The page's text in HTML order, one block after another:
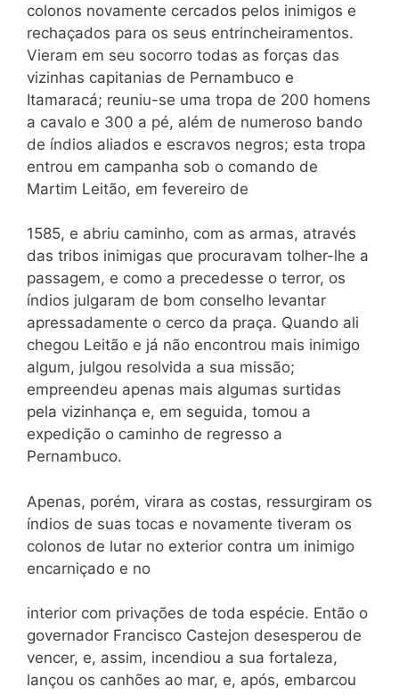
colonos novamente cercados pelos inimigos e
rechaçados para os seus entrincheiramentos.
Vieram em seu socorro todas as forças das
vizinhas capitanias de Pernambuco e
Itamaracá; reuniu-se uma tropa de 200 homens
a cavalo e 300 a pé, além de numeroso bando
de índios aliados e escravos negros; esta tropa
entrou em campanha sob o comando de
Martim Leitão, em fevereiro de
1585, e abriu caminho, com as armas, através
das tribos inimigas que procuravam tolher-lhe a
passagem, e como a precedesse o terror, os
índios julgaram de bom conselho levantar
apressadamente o cerco da praça. Quando ali
chegou Leitão e já não encontrou mais inimigo
algum, julgou resolvida a sua missão;
empreendeu apenas mais algumas surtidas
pela vizinhança e, em seguida, tomou a
expedição o caminho de regresso a
Pernambuco.
Apenas, porém, virara as costas, ressurgiram os
índios de suas tocas e novamente tiveram os
colonos de lutar no exterior contra um inimigo
encarniçado e no
interior com privações de toda espécie. Então o
governador Francisco Castejon desesperou de
vencer, e, assim, incendiou a sua fortaleza,
lançou os canhões ao mar, e, após, embarcou